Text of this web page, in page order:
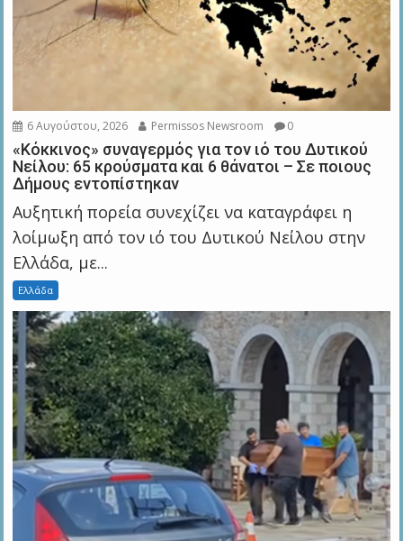
6 Αυγούστου, 2026 Permissos Newsroom 0
«Κόκκινος» συναγερμός για τον ιό του Δυτικού
Νείλου: 65 κρούσματα και 6 θάνατοι – Σε ποιους
Δήμους εντοπίστηκαν
Αυξητική πορεία συνεχίζει να καταγράφει η
λοίμωξη από τον ιό του Δυτικού Νείλου στην
Ελλάδα, με...
Ελλάδα